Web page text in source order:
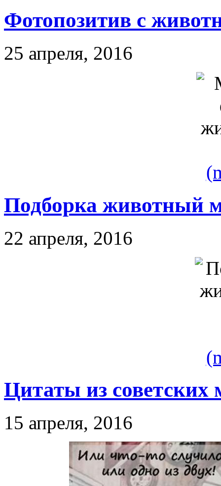
Фотопозитив с
25 апреля, 2016
Подборка животный
22 апреля, 2016
Цитаты из советских
15 апреля, 2016